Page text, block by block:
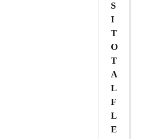
S
I
T
O
T
A
L
F
L
E